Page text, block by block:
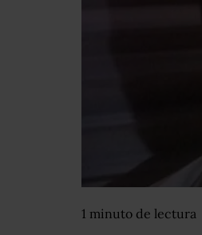
1 minuto de lectura